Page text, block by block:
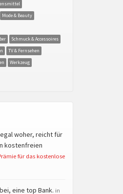
Mode & Beauty
Schmuck & Accessoires
TV & Fernsehen
Werkzeug
woher, reicht für
kostenfreien
für das kostenlose
eine top Bank. in